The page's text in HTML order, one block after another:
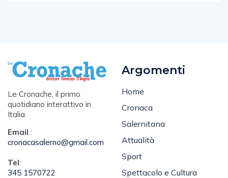
Le Cronache, il primo
quotidiano interattivo in
Italia.
Email :
cronacasalerno@gmail.com
Tel:
345 1570722
Argomenti
Home
Cronaca
Salernitana
Attualità
Sport
Spettacolo e Cultura